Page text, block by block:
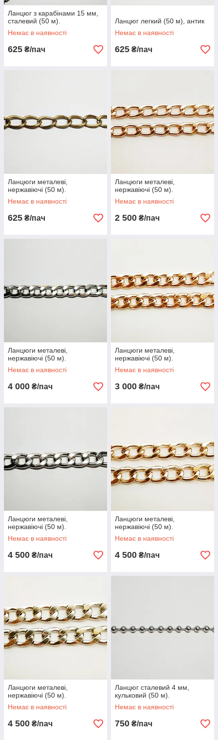
Ланцюг з карабінами 15 мм,
сталевий (50 м).
Немає в наявності
625 ₴/пач
Ланцюг легкий (50 м), антик
Немає в наявності
625 ₴/пач
Ланцюги металеві,
нержавіючі (50 м).
Немає в наявності
625 ₴/пач
Ланцюги металеві,
нержавіючі (50 м).
Немає в наявності
2 500 ₴/пач
Ланцюги металеві,
нержавіючі (50 м).
Немає в наявності
4 000 ₴/пач
Ланцюги металеві,
нержавіючі (50 м).
Немає в наявності
3 000 ₴/пач
Ланцюги металеві,
нержавіючі (50 м).
Немає в наявності
4 500 ₴/пач
Ланцюги металеві,
нержавіючі (50 м).
Немає в наявності
4 500 ₴/пач
Ланцюги металеві,
нержавіючі (50 м).
Немає в наявності
4 500 ₴/пач
Ланцюг сталевий 4 мм,
кульковий (50 м).
Немає в наявності
750 ₴/пач